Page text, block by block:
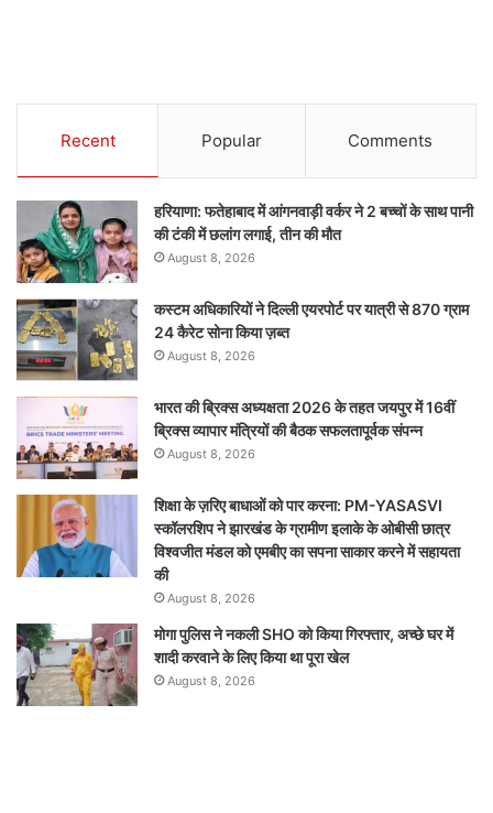
Recent Popular Comments
हरियाणा: फतेहाबाद में आंगनवाड़ी वर्कर ने 2 बच्चों के साथ पानी
की टंकी में छलांग लगाई, तीन की मौत
August 8, 2026
कस्टम अधिकारियों ने दिल्ली एयरपोर्ट पर यात्री से 870 ग्राम
24 कैरेट सोना किया ज़ब्त
August 8, 2026
भारत की ब्रिक्‍स अध्यक्षता 2026 के तहत जयपुर में 16वीं
ब्रिक्‍स व्यापार मंत्रियों की बैठक सफलतापूर्वक संपन्न
August 8, 2026
शिक्षा के ज़रिए बाधाओं को पार करना: PM-YASASVI
स्कॉलरशिप ने झारखंड के ग्रामीण इलाके के ओबीसी छात्र
विश्वजीत मंडल को एमबीए का सपना साकार करने में सहायता
की
August 8, 2026
मोगा पुलिस ने नकली SHO को किया गिरफ्तार, अच्छे घर में
शादी करवाने के लिए किया था पूरा खेल
August 8, 2026